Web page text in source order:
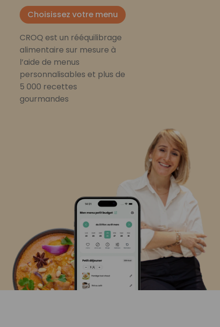
Choisissez votre menu
CROQ est un rééquilibrage
alimentaire sur mesure à
l’aide de menus
personnalisables et plus de
5 000 recettes
gourmandes